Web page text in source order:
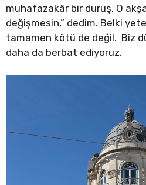
muhafazakâr bir duruş. O
değişmesin,” dedim. Belki
tamamen kötü de değil. Biz
daha da berbat ediyoruz.